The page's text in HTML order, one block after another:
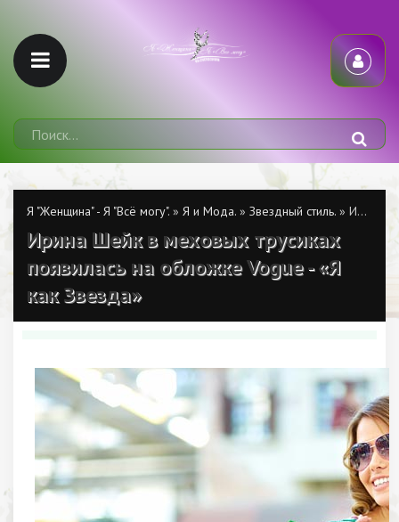
Я "Женщина" - Я "Всё могу". » Я и Мода. » Звездный стиль. » Ирина Шейк в меховых трусиках появилась на обложке Vogue - «Я как Звезда»
Ирина Шейк в меховых трусиках
появилась на обложке Vogue - «Я
как Звезда»